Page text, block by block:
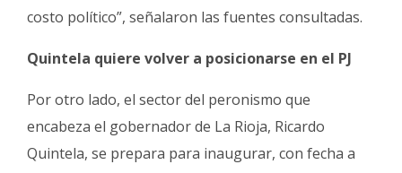
costo político”, señalaron las fuentes consultadas.
Quintela quiere volver a posicionarse en el PJ
Por otro lado, el sector del peronismo que
encabeza el gobernador de La Rioja, Ricardo
Quintela, se prepara para inaugurar, con fecha a